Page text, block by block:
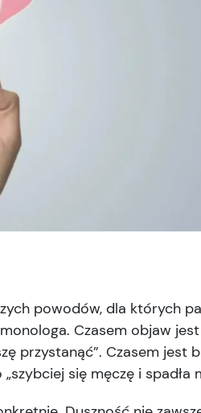
powodów, dla których
Czasem objaw
przystanąć”. Czasem jest
się męczę i spadła